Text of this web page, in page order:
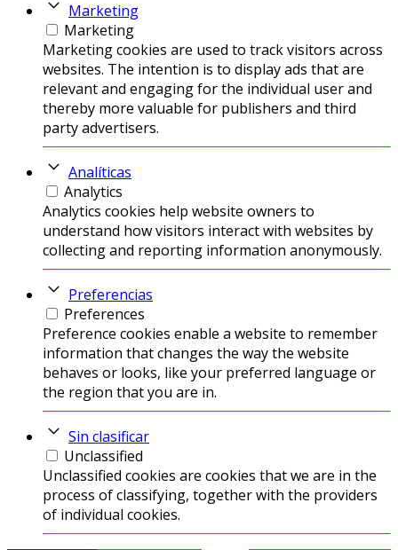
Marketing
Marketing
Marketing cookies are used to track visitors across
websites. The intention is to display ads that are
relevant and engaging for the individual user and
thereby more valuable for publishers and third
party advertisers.
Analíticas
Analytics
Analytics cookies help website owners to
understand how visitors interact with websites by
collecting and reporting information anonymously.
Preferencias
Preferences
Preference cookies enable a website to remember
information that changes the way the website
behaves or looks, like your preferred language or
the region that you are in.
Sin clasificar
Unclassified
Unclassified cookies are cookies that we are in the
process of classifying, together with the providers
of individual cookies.